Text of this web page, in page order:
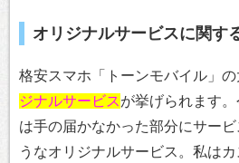
オリジナルサービスに関す
格安スマホ「トーンモバイル」
ジナルサービスが挙げられます
は手の届かなかった部分にサー
うなオリジナルサービス。私は